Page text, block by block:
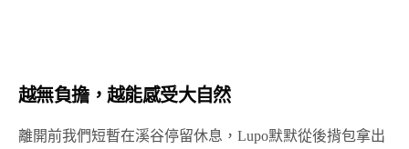
越無負擔，越能感受大自然
離開前我們短暫在溪谷停留休息，Lupo默默從後揹包拿出